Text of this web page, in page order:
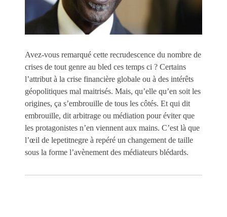
Avez-vous remarqué cette recrudescence du nombre de
crises de tout genre au bled ces temps ci ? Certains
l’attribut à la crise financière globale ou à des intérêts
géopolitiques mal maitrisés. Mais, qu’elle qu’en soit les
origines, ça s’embrouille de tous les côtés. Et qui dit
embrouille, dit arbitrage ou médiation pour éviter que
les protagonistes n’en viennent aux mains. C’est là que
l’œil de lepetitnegre à repéré un changement de taille
sous la forme l’avènement des médiateurs blédards.